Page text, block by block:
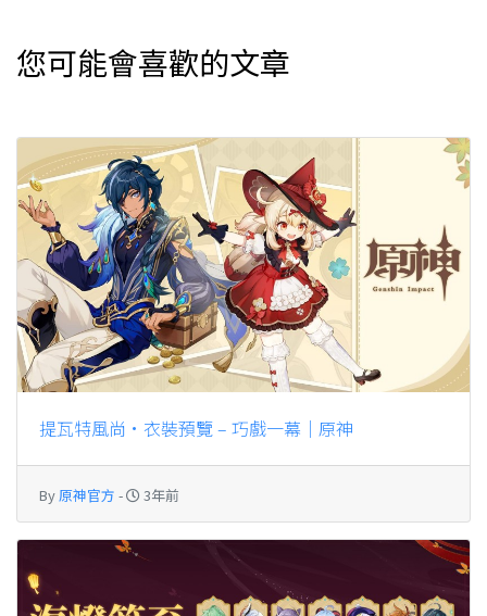
您可能會喜歡的文章
提瓦特風尚·衣裝預覽 – 巧戲一幕｜原神
By原神官方 - 3年前